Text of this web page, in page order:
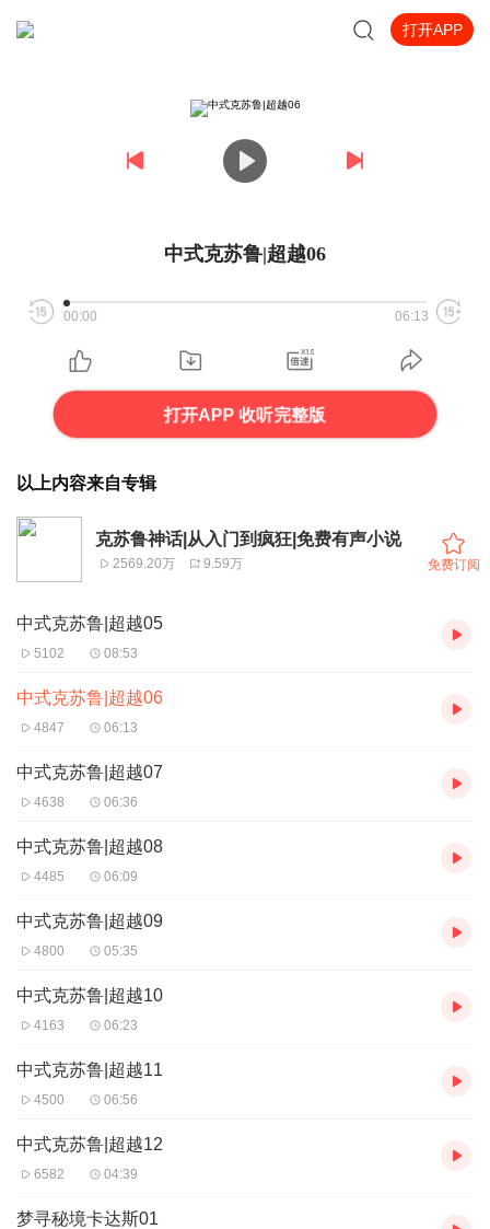
打开APP
中式克苏鲁|超越06
00:00 06:13
打开APP 收听完整版
以上内容来自专辑
克苏鲁神话|从入门到疯狂|免费有声小说
2569.20万 9.59万 免费订阅
中式克苏鲁|超越05
5102 08:53
中式克苏鲁|超越06
4847 06:13
中式克苏鲁|超越07
4638 06:36
中式克苏鲁|超越08
4485 06:09
中式克苏鲁|超越09
4800 05:35
中式克苏鲁|超越10
4163 06:23
中式克苏鲁|超越11
4500 06:56
中式克苏鲁|超越12
6582 04:39
梦寻秘境卡达斯01